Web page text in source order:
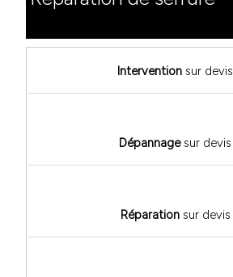
Intervention sur devis
Dépannagesur devis
Réparationsur devis